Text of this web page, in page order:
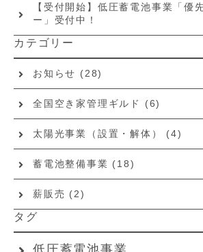
【受付開始】低圧蓄電池事業「優
ー」受付中！
カテゴリー
お知らせ (28)
全国空き家管理ギルド (6)
太陽光事業（設置・解体） (4)
蓄電池整備事業 (18)
薪販売 (2)
タグ
低圧蓄電池事業